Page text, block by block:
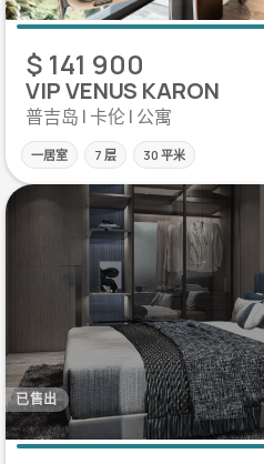
$ 141 900
VIP VENUS KARON
普吉岛 | 卡伦 | 公寓
一居室 7 层 30 平米
已售出